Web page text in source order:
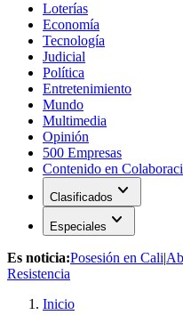
Loterías
Economía
Tecnología
Judicial
Política
Entretenimiento
Mundo
Multimedia
Opinión
500 Empresas
Contenido en
Clasificados expand_more
Especiales expand_more
Es noticia:Posesión en Cali|
Resistencia
Inicio